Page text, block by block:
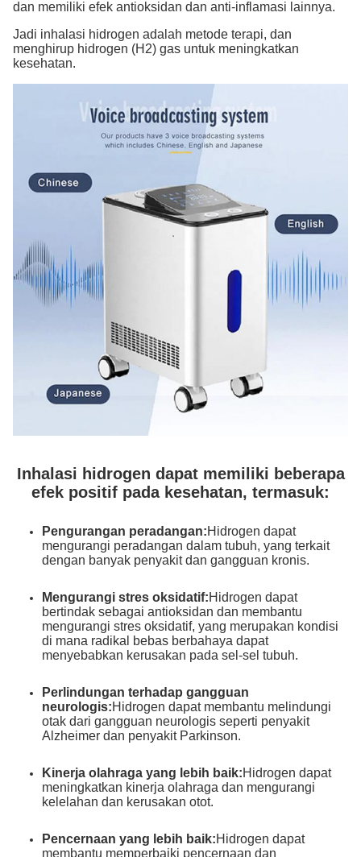
dan memiliki efek antioksidan dan anti-inflamasi lainnya.
Jadi inhalasi hidrogen adalah metode terapi, dan
menghirup hidrogen (H2) gas untuk meningkatkan
kesehatan.
Inhalasi hidrogen dapat memiliki beberapa
efek positif pada kesehatan, termasuk:
Pengurangan peradangan:Hidrogen dapat
mengurangi peradangan dalam tubuh, yang terkait
dengan banyak penyakit dan gangguan kronis.
Mengurangi stres oksidatif:Hidrogen dapat
bertindak sebagai antioksidan dan membantu
mengurangi stres oksidatif, yang merupakan kondisi
di mana radikal bebas berbahaya dapat
menyebabkan kerusakan pada sel-sel tubuh.
Perlindungan terhadap gangguan
neurologis:Hidrogen dapat membantu melindungi
otak dari gangguan neurologis seperti penyakit
Alzheimer dan penyakit Parkinson.
Kinerja olahraga yang lebih baik:Hidrogen dapat
meningkatkan kinerja olahraga dan mengurangi
kelelahan dan kerusakan otot.
Pencernaan yang lebih baik:Hidrogen dapat
membantu memperbaiki pencernaan dan